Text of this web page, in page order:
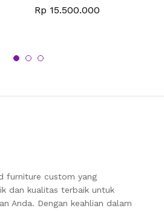
Rp 15.500.000
furniture custom yang
dan kualitas terbaik untuk
Anda. Dengan keahlian dalam